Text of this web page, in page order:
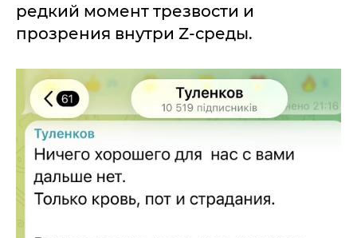
редкий момент трезвости и
прозрения внутри Z-среды.